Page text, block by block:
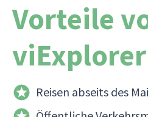
Vorteile
Reisen abseits des